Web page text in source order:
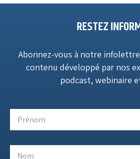
RESTEZ
Abonnez-vous à notre
contenu développé par nos
podcast, webinaire